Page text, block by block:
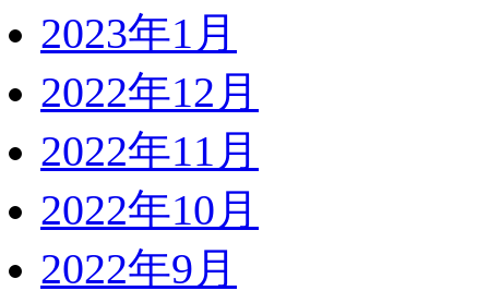
2023年1月
2022年12月
2022年11月
2022年10月
2022年9月